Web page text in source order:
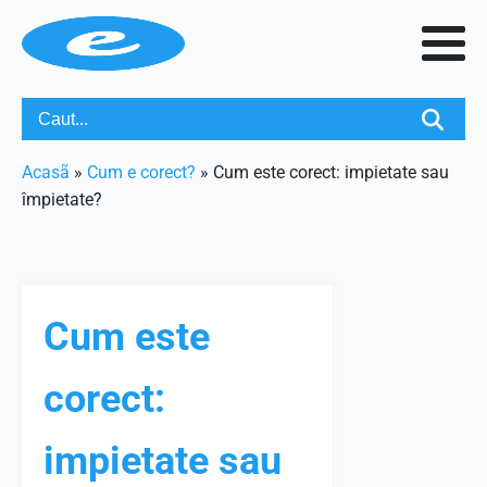
Acasã » Cum e corect? » Cum este corect: impietate sau
împietate?
Cum este
corect:
impietate sau